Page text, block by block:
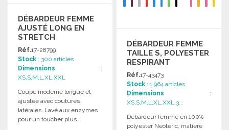
DÉBARDEUR FEMME
AJUSTÉ LONG EN
STRETCH
Réf.17-28799
Stock : 300 articles
Dimensions :
XS,S,M,L,XL,XXL
Coupe moderne longue et
ajustée avec coutures
latérales. Lavé aux enzymes
pour un toucher plus...
DÉBARDEUR FEMME
TAILLE S, POLYESTER
RESPIRANT
Réf.17-43473
Stock : 1 964 articles
Dimensions :
XS,S,M,L,XL,XXL,3...
Débardeur femme en 100%
polyester Neoteric, matière